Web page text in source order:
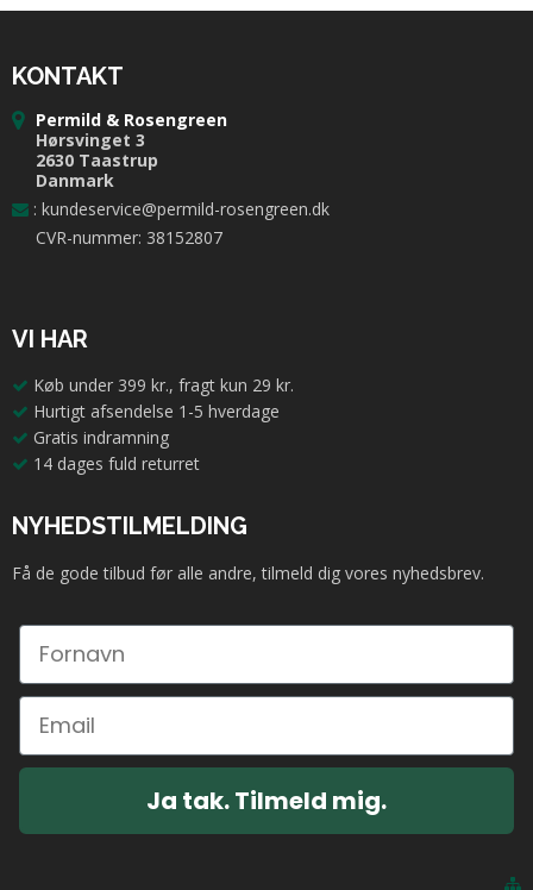
KONTAKT
Permild & Rosengreen
Hørsvinget 3
2630 Taastrup
Danmark
: kundeservice@permild-rosengreen.dk
CVR-nummer: 38152807
VI HAR
Køb under 399 kr., fragt kun 29 kr.
Hurtigt afsendelse 1-5 hverdage
Gratis indramning
14 dages fuld returret
NYHEDSTILMELDING
Få de gode tilbud før alle andre, tilmeld dig vores nyhedsbrev.
Ja tak. Tilmeld mig.